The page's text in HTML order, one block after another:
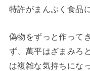
特許がまんぷく食品
偽物をずっと作って
ず、萬平はざまみろ
は複雑な気持ちにな